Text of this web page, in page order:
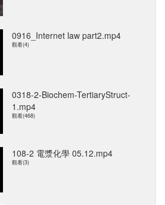
0916_Internet law part2.mp4
觀看(4)
0318-2-Biochem-TertiaryStruct-
1.mp4
觀看(468)
108-2 電漿化學 05.12.mp4
觀看(3)